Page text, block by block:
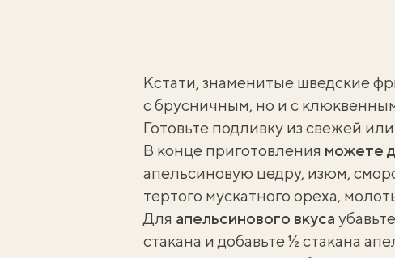
Кстати, знаменитые шведские
с брусничным, но и с
Готовьте подливку из свежей
В конце приготовления можете
апельсиновую цедру, изюм,
тертого мускатного ореха,
Для апельсинового вкуса
стакана и добавьте ½ стакана